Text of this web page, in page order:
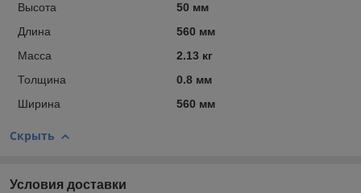
Высота
50 мм
Длина
560 мм
Масса
2.13 кг
Толщина
0.8 мм
Ширина
560 мм
Скрыть
Условия доставки